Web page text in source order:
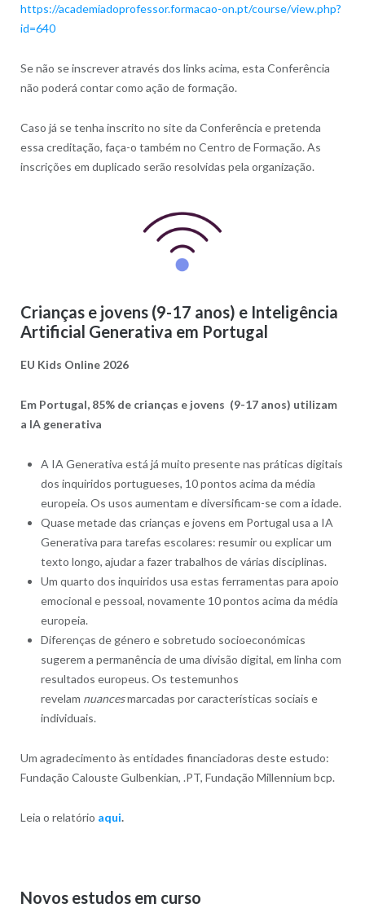
https://academiadoprofessor.formacao-on.pt/course/view.php?
id=640
Se não se inscrever através dos links acima, esta Conferência
não poderá contar como ação de formação.
Caso já se tenha inscrito no site da Conferência e pretenda
essa creditação, faça-o também no Centro de Formação. As
inscrições em duplicado serão resolvidas pela organização.
Crianças e jovens (9-17 anos) e Inteligência
Artificial Generativa em Portugal
EU Kids Online 2026
Em Portugal, 85% de crianças e jovens (9-17 anos) utilizam
a IA generativa
A IA Generativa está já muito presente nas práticas digitais
dos inquiridos portugueses, 10 pontos acima da média
europeia. Os usos aumentam e diversificam-se com a idade.
Quase metade das crianças e jovens em Portugal usa a IA
Generativa para tarefas escolares: resumir ou explicar um
texto longo, ajudar a fazer trabalhos de várias disciplinas.
Um quarto dos inquiridos usa estas ferramentas para apoio
emocional e pessoal, novamente 10 pontos acima da média
europeia.
Diferenças de género e sobretudo socioeconómicas
sugerem a permanência de uma divisão digital, em linha com
resultados europeus. Os testemunhos
revelam nuancesmarcadas por características sociais e
individuais.
Um agradecimento às entidades financiadoras deste estudo:
Fundação Calouste Gulbenkian, .PT, Fundação Millennium bcp.
Leia o relatório aqui.
Novos estudos em curso